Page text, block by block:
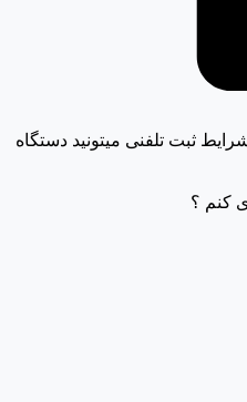
گیری ۰۹۱۲۶۰۱۳۳۶۸ و شرایط ثبت تلفنی میتونید دستگاه
کنم ؟